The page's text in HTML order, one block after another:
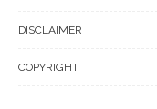
DISCLAIMER
COPYRIGHT